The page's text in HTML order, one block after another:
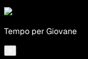
Tempo per Giovane